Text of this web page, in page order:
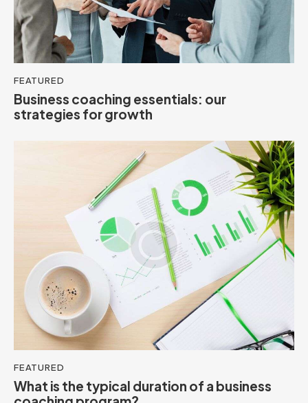
FEATURED
Business coaching essentials: our
strategies for growth
FEATURED
What is the typical duration of a business